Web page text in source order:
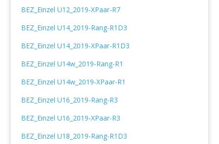
BEZ_Einzel U12_2019-XPaar-R7
BEZ_Einzel U14_2019-Rang-R1D3
BEZ_Einzel U14_2019-XPaar-R1D3
BEZ_Einzel U14w_2019-Rang-R1
BEZ_Einzel U14w_2019-XPaar-R1
BEZ_Einzel U16_2019-Rang-R3
BEZ_Einzel U16_2019-XPaar-R3
BEZ_Einzel U18_2019-Rang-R1D3